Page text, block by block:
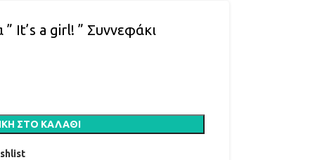
It’s a girl! ” Συννεφάκι
ΣΤΟ ΚΑΛΆΘΙ